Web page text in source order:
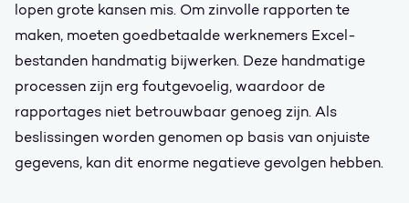
lopen grote kansen mis. Om zinvolle rapporten te
maken, moeten goedbetaalde werknemers Excel-
bestanden handmatig bijwerken. Deze handmatige
processen zijn erg foutgevoelig, waardoor de
rapportages niet betrouwbaar genoeg zijn. Als
beslissingen worden genomen op basis van onjuiste
gegevens, kan dit enorme negatieve gevolgen hebben.